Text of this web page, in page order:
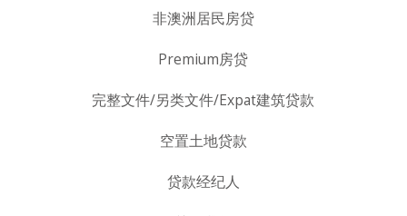
非澳洲居民房贷
Premium房贷
完整文件/另类文件/Expat建筑贷款
空置土地贷款
贷款经纪人